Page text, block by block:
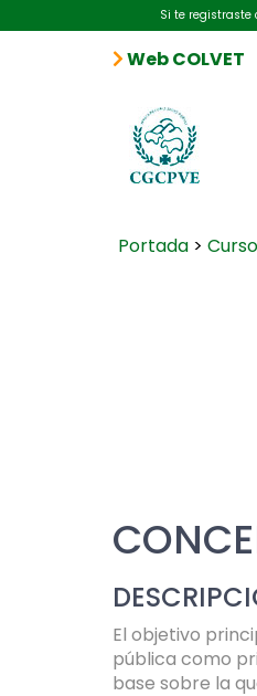
Si te registraste
Web COLVET
Portada >
El objetivo
pública como
base sobre la